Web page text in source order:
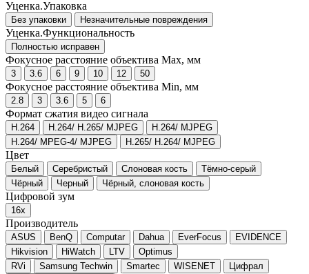
Уценка.Упаковка
Без упаковки Незначительные повреждения
Уценка.Функциональность
Полностью исправен
Фокусное расстояние объектива Max, мм
3 3.6 6 9 10 12 50
Фокусное расстояние объектива Min, мм
2.8 3 3.6 5 6
Формат сжатия видео сигнала
H.264 H.264/ H.265/ MJPEG
H.264/ MJPEG
H.264/ MPEG-4/ MJPEG
H.265/ H.264/ MJPEG
Цвет
Белый Серебристый Слоновая кость
Тёмно-серый
Чёрный
Черный Чёрный, слоновая кость
Цифровой зум
16x
Производитель
ASUS BenQ Computar Dahua EverFocus
EVIDENCE
Hikvision
HiWatch LTV
Optimus
RVi
Samsung Techwin Smartec WISENET
Цифрал